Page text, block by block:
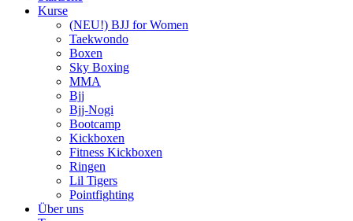
Kurse
(NEU!) BJJ for Women
Taekwondo
Boxen
Sky Boxing
MMA
Bjj
Bjj-Nogi
Bootcamp
Kickboxen
Fitness Kickboxen
Ringen
Lil Tigers
Pointfighting
Über uns